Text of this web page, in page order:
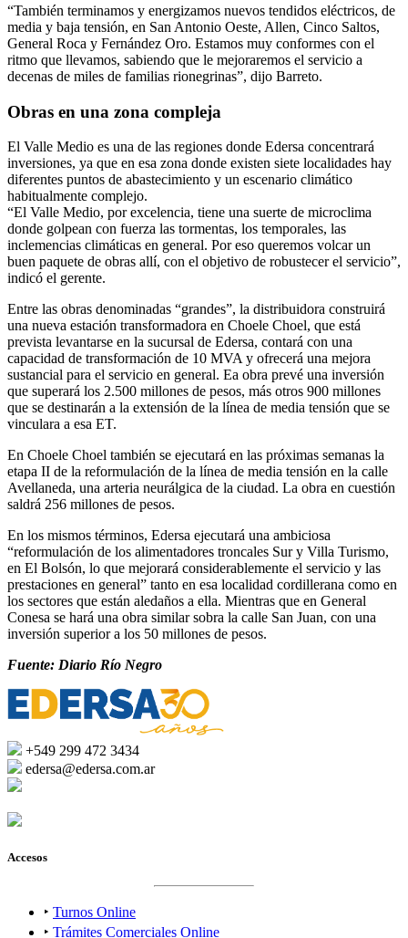
“También terminamos y energizamos nuevos tendidos eléctricos, de
media y baja tensión, en San Antonio Oeste, Allen, Cinco Saltos,
General Roca y Fernández Oro. Estamos muy conformes con el
ritmo que llevamos, sabiendo que le mejoraremos el servicio a
decenas de miles de familias rionegrinas”, dijo Barreto.
Obras en una zona compleja
El Valle Medio es una de las regiones donde Edersa concentrará
inversiones, ya que en esa zona donde existen siete localidades hay
diferentes puntos de abastecimiento y un escenario climático
habitualmente complejo.
“El Valle Medio, por excelencia, tiene una suerte de microclima
donde golpean con fuerza las tormentas, los temporales, las
inclemencias climáticas en general. Por eso queremos volcar un
buen paquete de obras allí, con el objetivo de robustecer el servicio”,
indicó el gerente.
Entre las obras denominadas “grandes”, la distribuidora construirá
una nueva estación transformadora en Choele Choel, que está
prevista levantarse en la sucursal de Edersa, contará con una
capacidad de transformación de 10 MVA y ofrecerá una mejora
sustancial para el servicio en general. Ea obra prevé una inversión
que superará los 2.500 millones de pesos, más otros 900 millones
que se destinarán a la extensión de la línea de media tensión que se
vinculara a esa ET.
En Choele Choel también se ejecutará en las próximas semanas la
etapa II de la reformulación de la línea de media tensión en la calle
Avellaneda, una arteria neurálgica de la ciudad. La obra en cuestión
saldrá 256 millones de pesos.
En los mismos términos, Edersa ejecutará una ambiciosa
“reformulación de los alimentadores troncales Sur y Villa Turismo,
en El Bolsón, lo que mejorará considerablemente el servicio y las
prestaciones en general” tanto en esa localidad cordillerana como en
los sectores que están aledaños a ella. Mientras que en General
Conesa se hará una obra similar sobra la calle San Juan, con una
inversión superior a los 50 millones de pesos.
Fuente: Diario Río Negro
+549 299 472 3434
edersa@edersa.com.ar
Accesos
‣ Turnos Online
‣ Trámites Comerciales Online